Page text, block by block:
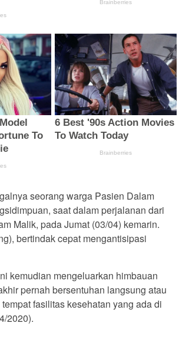
seorang warga Pasien Dalam
saat dalam perjalanan dari
Malik, pada Jumat (03/04) kemarin.
bertindak cepat mengantisipasi
kemudian mengeluarkan himbauan
pernah bersentuhan langsung atau
fasilitas kesehatan yang ada di
2020).